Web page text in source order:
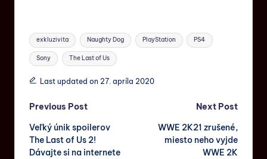
exkluzivita Naughty Dog PlayStation PS4
Sony The Last of Us
Last updated on 27. apríla 2020
Previous Post
Veľký únik spoilerov
The Last of Us 2!
Dávajte si na internete
Next Post
WWE 2K21 zrušené,
miesto neho vyjde
WWE 2K